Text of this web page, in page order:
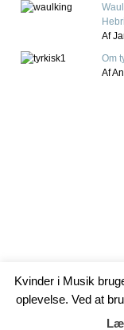
Af
Om
Af
Kvinder i Musik ·
8-10 ·
Kvinder i Musik
oplevelse. Ved at